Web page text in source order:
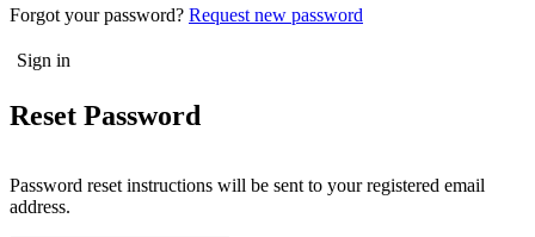
Forgot your password? Request new password
Reset Password
Password reset instructions will be sent to your registered email
address.